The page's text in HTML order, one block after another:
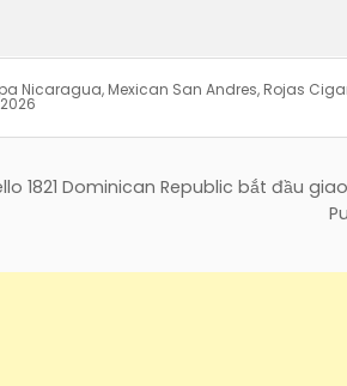
Nicaragua, Mexican San Andres, Rojas
1821 Dominican Republic bắt đầu